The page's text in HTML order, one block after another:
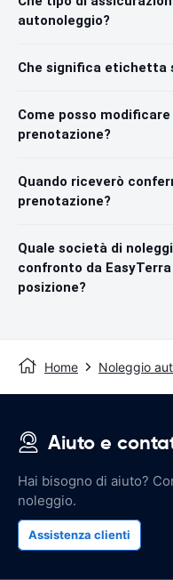
autonoleggio?
Che significa etichetta
Come posso
prenotazione?
Quando riceverò
prenotazione?
Quale società di
confronto da
posizione?
Home Noleggio
Aiuto e
Hai bisogno di aiuto?
noleggio.
Assistenza clienti